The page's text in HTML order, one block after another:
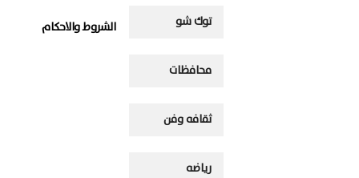
توك شو
محافظات
ثقافه وفن
رياضه
الشروط والاحكام